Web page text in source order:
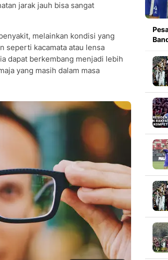
jarak jauh bisa sangat
melainkan kondisi yang
seperti kacamata atau lensa
dapat berkembang menjadi lebih
yang masih dalam masa